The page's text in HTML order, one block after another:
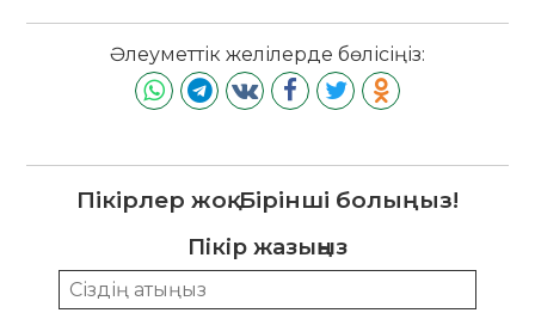
Әлеуметтік желілерде бөлісіңіз:
Пікірлер жоқ. Бірінші болыңыз!
Пікір жазыңыз